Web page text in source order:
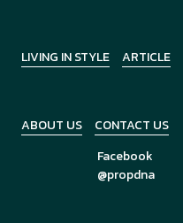
LIVING IN STYLE ARTICLE
ABOUT US
CONTACT US
Facebook
@propdna